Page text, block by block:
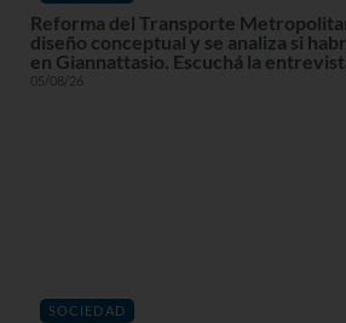
Reforma del Transporte
diseño conceptual y se analiza si
en Giannattasio. Escuchá la
05/08/26
SOCIEDAD